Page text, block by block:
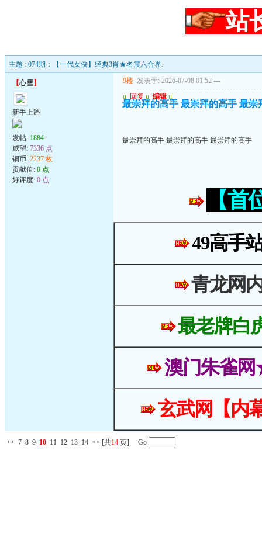
站
主题 : 074期：【一代女侠】经典3肖★名震六合界.
【心雪】
新手上路
发帖: 1884
威望: 7336 点
铜币: 2237 枚
贡献值: 0 点
好评度: 0 点
9楼 发表于: 2026-07-08 01:52 ---
u 回复 u 编辑 u
最崇拜的高手 最崇拜的高手 最崇
最崇拜的高手 最崇拜的高手 最崇拜的高手
【
49高手
青龙网
最老牌白
澳门朱雀
玄武网【内
<< 7 8 9 10 11 12 13 14 >> [共14 页] Go